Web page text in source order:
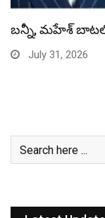
స్పైడర్ మ్యాన్
July 31, 2026